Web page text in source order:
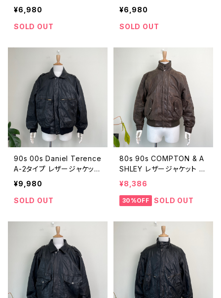
ンテージ 古着 革ジャン Y2
K 00年代 2000s 2000年
代 ビンテージ 26021003
¥6,980
SOLD OUT
ック ヴィンテージ 古着 ギミ
ック 革ジャン Y2K 00年代
2000s 2000年代 ビンテ
¥6,980
SOLD OUT
90s 00s Daniel Terence
A-2タイプ レザージャケット
フライトジャケット 黒 ブラッ
ク 古着 ヴィンテージ ブル
ゾン 革ジャン 90年代 ビン
¥9,980
SOLD OUT
80s 90s COMPTON & A
SHLEY レザージャケット ヴ
ィンテージ 古着 茶 ブラウ
ン ブルゾン フライトジャケッ
ト 革ジャン 80年代 90年
05
¥8,386
30%OFF SOLD OUT